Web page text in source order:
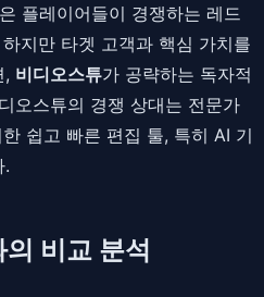
플레이어들이 경쟁하는 레드
지만 타겟 고객과 핵심 가치를
, 비디오스튜가 공략하는 독자적
오스튜의 경쟁 상대는 전문가
쉽고 빠른 편집 툴, 특히 AI 기
.
비교 분석